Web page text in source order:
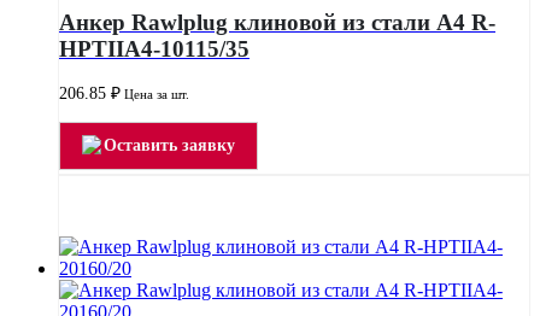
Анкер Rawlplug клиновой из стали А4 R-
HPTIIA4-10115/35
206.85 ₽ Цена за шт.
Оставить заявку